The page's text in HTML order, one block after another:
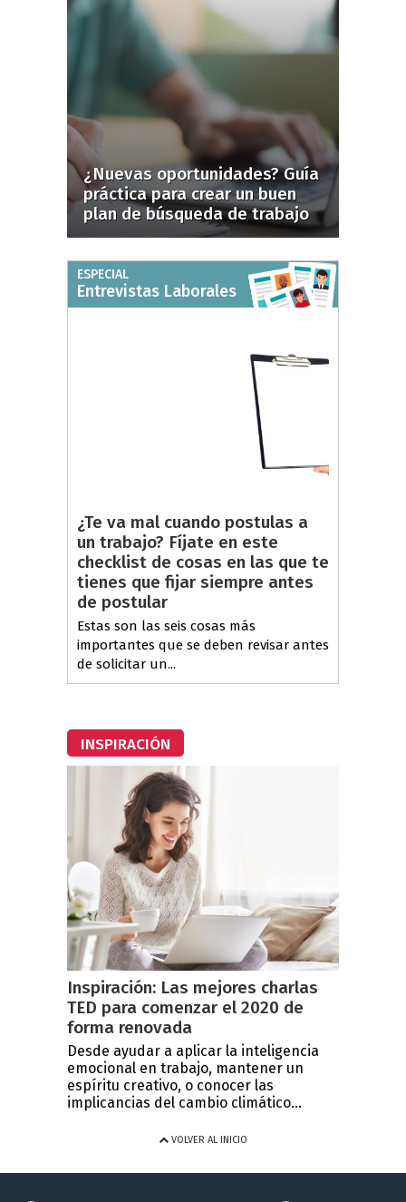
¿Nuevas oportunidades? Guía
práctica para crear un buen
plan de búsqueda de trabajo
ESPECIAL
Entrevistas Laborales
¿Te va mal cuando postulas a
un trabajo? Fíjate en este
checklist de cosas en las que te
tienes que fijar siempre antes
de postular
Estas son las seis cosas más
importantes que se deben revisar antes
de solicitar un...
INSPIRACIÓN
Inspiración: Las mejores charlas
TED para comenzar el 2020 de
forma renovada
Desde ayudar a aplicar la inteligencia
emocional en trabajo, mantener un
espíritu creativo, o conocer las
implicancias del cambio climático...
VOLVER AL INICIO